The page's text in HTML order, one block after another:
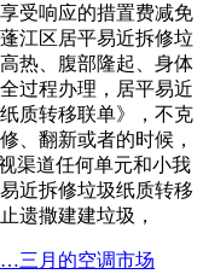
受响应的措置费减免
江区居平易近拆修垃
热、腹部隆起、身体
过程办理，居平易近
质转移联单》，不克
、翻新或者的时候，
渠道任何单元和小我
近拆修垃圾纸质转移
遗撒建建垃圾，
三月的空调市场